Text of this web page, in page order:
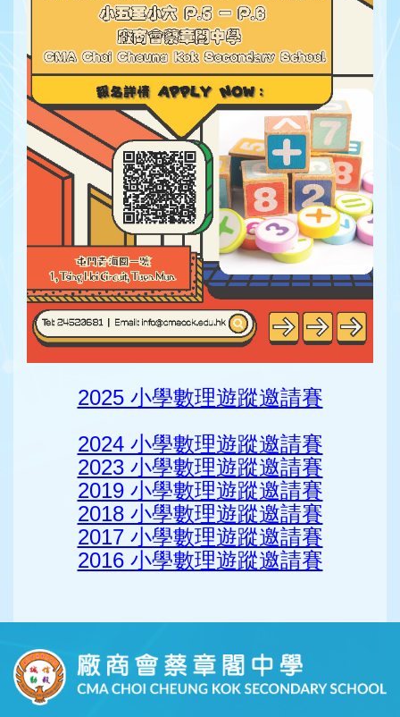
2025 小學數理遊蹤邀請賽
2024 小學數理遊蹤邀請賽
2023 小學數理遊蹤邀請賽
2019 小學數理遊蹤邀請賽
2018 小學數理遊蹤邀請賽
2017 小學數理遊蹤邀請賽
2016 小學數理遊蹤邀請賽